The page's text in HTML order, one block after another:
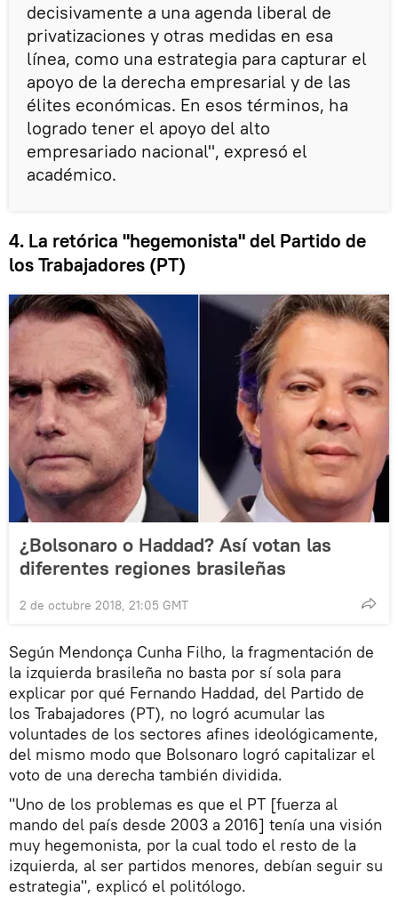
decisivamente a una agenda liberal de
privatizaciones y otras medidas en esa
línea, como una estrategia para capturar el
apoyo de la derecha empresarial y de las
élites económicas. En esos términos, ha
logrado tener el apoyo del alto
empresariado nacional", expresó el
académico.
4. La retórica "hegemonista" del Partido de
los Trabajadores (PT)
¿Bolsonaro o Haddad? Así votan las
diferentes regiones brasileñas
2 de octubre 2018, 21:05 GMT
Según Mendonça Cunha Filho, la fragmentación de
la izquierda brasileña no basta por sí sola para
explicar por qué Fernando Haddad, del Partido de
los Trabajadores (PT), no logró acumular las
voluntades de los sectores afines ideológicamente,
del mismo modo que Bolsonaro logró capitalizar el
voto de una derecha también dividida.
"Uno de los problemas es que el PT [fuerza al
mando del país desde 2003 a 2016] tenía una visión
muy hegemonista, por la cual todo el resto de la
izquierda, al ser partidos menores, debían seguir su
estrategia", explicó el politólogo.